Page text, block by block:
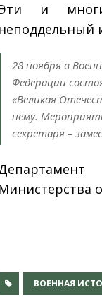
и
неподдельный
28 ноября в
Федерации
«Великая
нему.
секретаря –
Министерства
ВОЕННАЯ